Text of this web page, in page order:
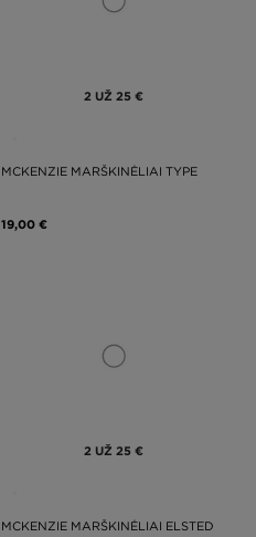
2 UŽ 25 €
MCKENZIE MARŠKINĖLIAI TYPE
19,00 €
2 UŽ 25 €
MCKENZIE MARŠKINĖLIAI ELSTED